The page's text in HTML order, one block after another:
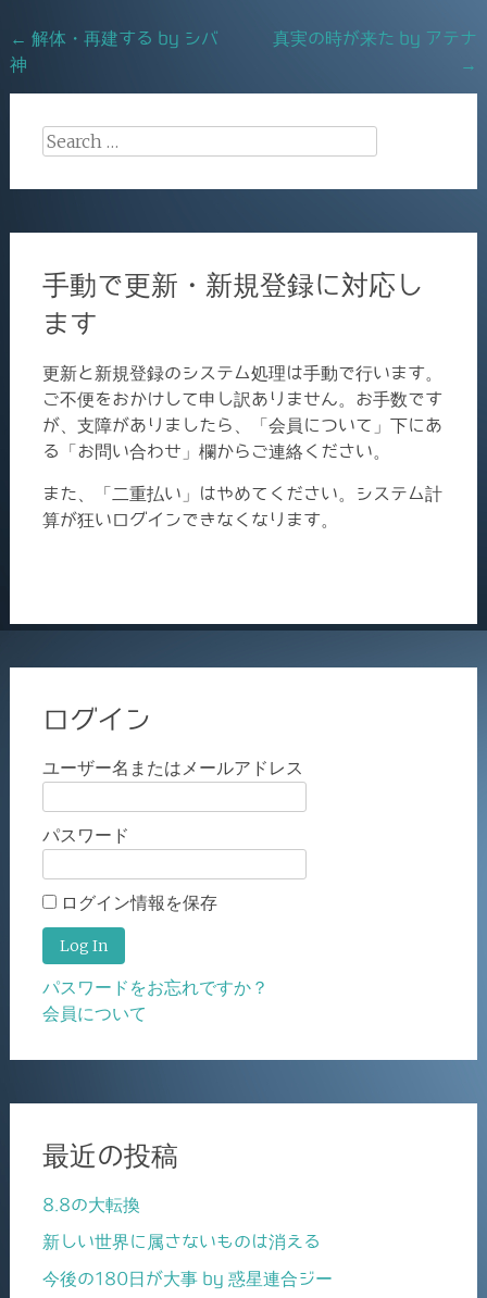
o
k
Post
navigation
← 解体・再建する by シバ
神
真実の時が来た by アテナ
→
Search
手動で更新・新規登録に対応し
ます
更新と新規登録のシステム処理は手動で行います。
ご不便をおかけして申し訳ありません。お手数です
が、支障がありましたら、「会員について」下にあ
る「お問い合わせ」欄からご連絡ください。
また、「二重払い」はやめてください。システム計
算が狂いログインできなくなります。
ログイン
ユーザー名またはメールアドレス
パスワード
ログイン情報を保存
パスワードをお忘れですか？
会員について
最近の投稿
8.8の大転換
新しい世界に属さないものは消える
今後の180日が大事 by 惑星連合ジー